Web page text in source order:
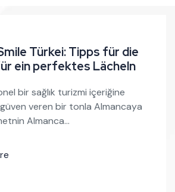
Türkei: Tipps für die
ein perfektes Lächeln
bir sağlık turizmi içeriğine
güven veren bir tonla Almancaya
Almanca…